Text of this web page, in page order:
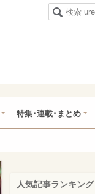
特集･連載･まとめ
人気記事ランキング